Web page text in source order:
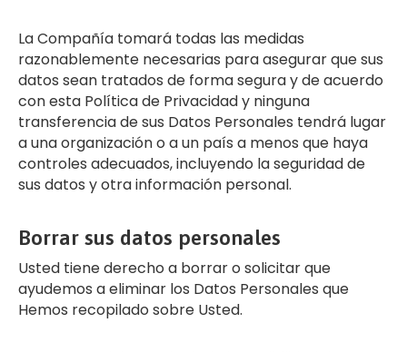
La Compañía tomará todas las medidas
razonablemente necesarias para asegurar que sus
datos sean tratados de forma segura y de acuerdo
con esta Política de Privacidad y ninguna
transferencia de sus Datos Personales tendrá lugar
a una organización o a un país a menos que haya
controles adecuados, incluyendo la seguridad de
sus datos y otra información personal.
Borrar sus datos personales
Usted tiene derecho a borrar o solicitar que
ayudemos a eliminar los Datos Personales que
Hemos recopilado sobre Usted.